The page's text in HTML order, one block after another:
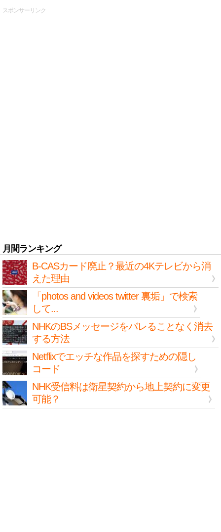
スポンサーリンク
月間ランキング
B-CASカード廃止？最近の4Kテレビから消
えた理由
「photos and videos twitter 裏垢」で検索
して...
NHKのBSメッセージをバレることなく消去
する方法
Netflixでエッチな作品を探すための隠し
コード
NHK受信料は衛星契約から地上契約に変更
可能？